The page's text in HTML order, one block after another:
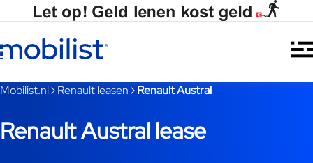
Ga naar hoofdinhoud
Je bent nu voorbij het hoofdmenu
Mobilist.nl Renault leasen Renault Austral
Renault Austral lease